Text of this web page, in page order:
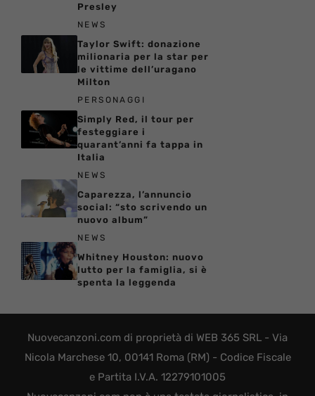
Presley
NEWS
Taylor Swift: donazione
milionaria per la star per
le vittime dell’uragano
Milton
PERSONAGGI
Simply Red, il tour per
festeggiare i
quarant’anni fa tappa in
Italia
NEWS
Caparezza, l’annuncio
social: “sto scrivendo un
nuovo album”
NEWS
Whitney Houston: nuovo
lutto per la famiglia, si è
spenta la leggenda
Nuovecanzoni.com di proprietà di WEB 365 SRL - Via
Nicola Marchese 10, 00141 Roma (RM) - Codice Fiscale
e Partita I.V.A. 12279101005